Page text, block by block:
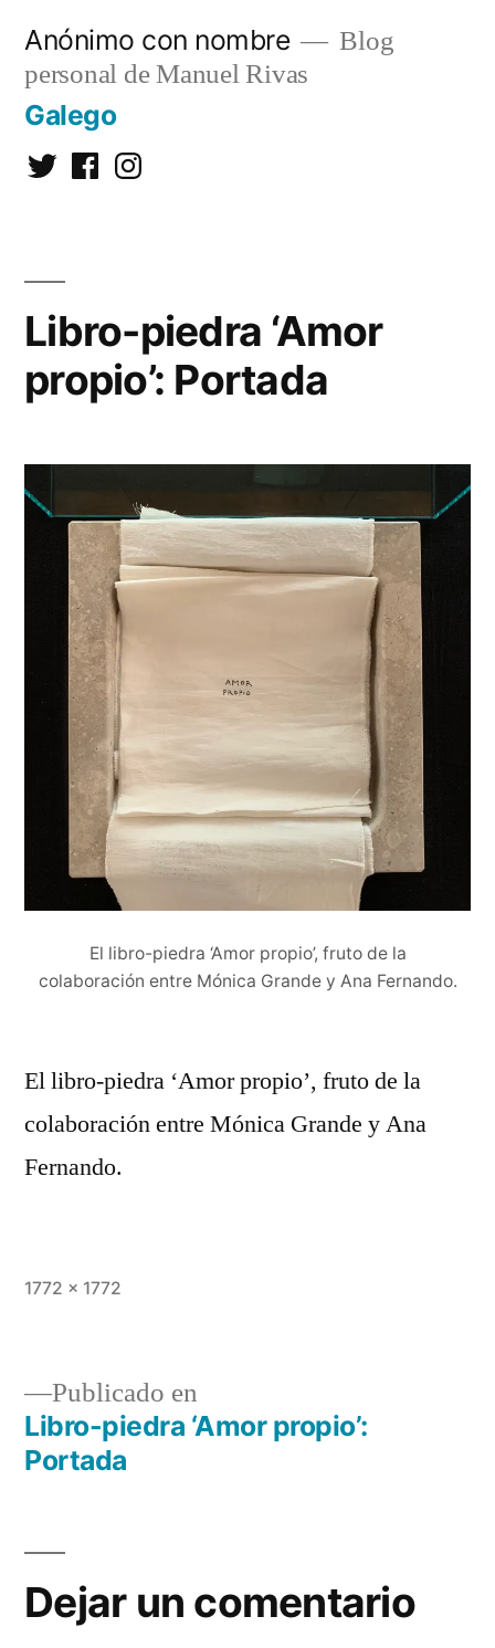
contenido
Anónimo con nombre
Blog
personal de Manuel Rivas
Galego
TwitterFacebookInstagram
Libro-piedra ‘Amor
propio’: Portada
El libro-piedra ‘Amor propio’, fruto de la
colaboración entre Mónica Grande y Ana Fernando.
El libro-piedra ‘Amor propio’, fruto de la
colaboración entre Mónica Grande y Ana
Fernando.
Tamaño
1772 × 1772
Navegación
entradas
Publicado en
Libro-piedra ‘Amor propio’:
Portada
Dejar un comentario